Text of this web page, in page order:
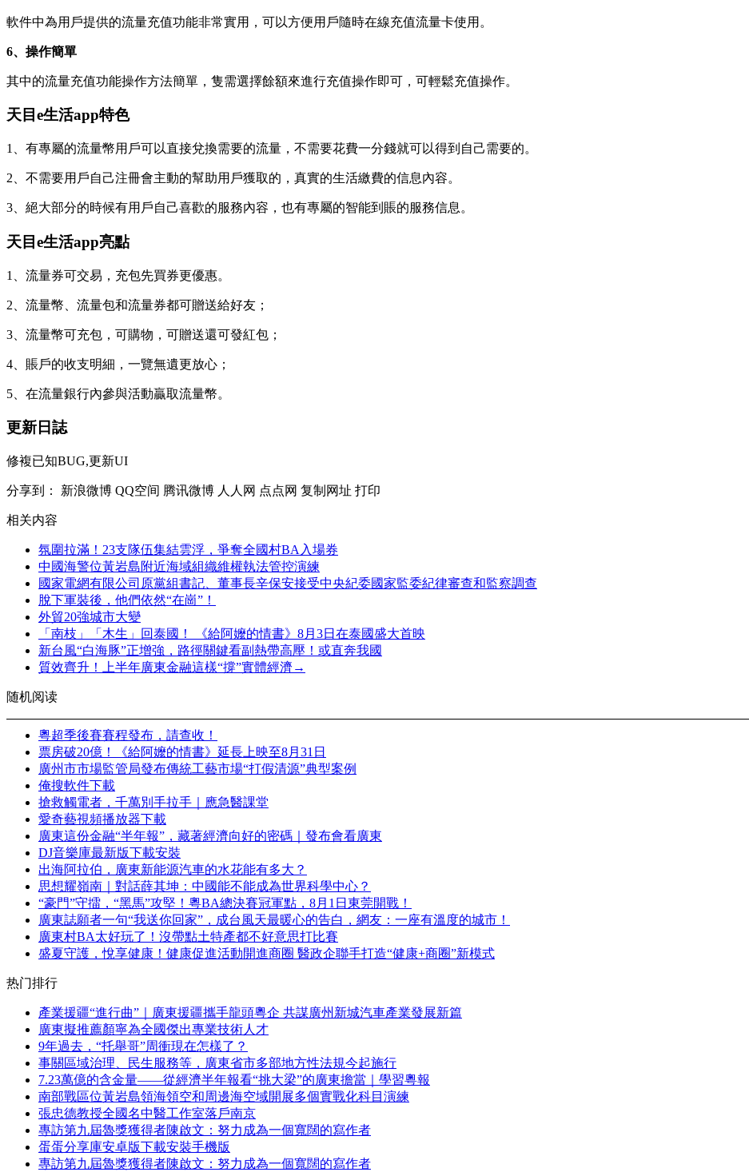
軟件中為用戶提供的流量充值功能非常實用，可以方便用戶隨時在線充值流量卡使用。
6、操作簡單
其中的流量充值功能操作方法簡單，隻需選擇餘額來進行充值操作即可，可輕鬆充值操作。
天目e生活app特色
1、有專屬的流量幣用戶可以直接兌換需要的流量，不需要花費一分錢就可以得到自己需要的。
2、不需要用戶自己注冊會主動的幫助用戶獲取的，真實的生活繳費的信息內容。
3、絕大部分的時候有用戶自己喜歡的服務內容，也有專屬的智能到賬的服務信息。
天目e生活app亮點
1、流量券可交易，充包先買券更優惠。
2、流量幣、流量包和流量券都可贈送給好友；
3、流量幣可充包，可購物，可贈送還可發紅包；
4、賬戶的收支明細，一覽無遺更放心；
5、在流量銀行內參與活動贏取流量幣。
更新日誌
修複已知BUG,更新UI
分享到： 新浪微博 QQ空间 腾讯微博 人人网 点点网 复制网址 打印
相关内容
氛圍拉滿！23支隊伍集結雲浮，爭奪全國村BA入場券
中國海警位黃岩島附近海域組織維權執法管控演練
國家電網有限公司原黨組書記、董事長辛保安接受中央紀委國家監委紀律審查和監察調查
脫下軍裝後，他們依然“在崗”！
外貿20強城市大變
「南枝」‌「木生」‌回泰國！ 《給阿嬤的情書》8月3日在泰國盛大首映
新台風“白海豚”正增強，路徑關鍵看副熱帶高壓！或直奔我國
質效齊升！上半年廣東金融這樣“撐”實體經濟→
随机阅读
粵超季後賽賽程發布，請查收！
票房破20億！《給阿嬤的情書》延長上映至8月31日
廣州市市場監管局發布傳統工藝市場“打假清源”典型案例
俺搜軟件下載
搶救觸電者，千萬別手拉手｜應急醫課堂
愛奇藝視頻播放器下載
廣東這份金融“半年報”，藏著經濟向好的密碼｜發布會看廣東
DJ音樂庫最新版下載安裝
出海阿拉伯，廣東新能源汽車的水花能有多大？
思想耀嶺南｜對話薛其坤：中國能不能成為世界科學中心？
“豪門”守擂，“黑馬”攻堅！粵BA總決賽冠軍點，8月1日東莞開戰！
廣東誌願者一句“我送你回家”，成台風天最暖心的告白，網友：一座有溫度的城市！
廣東村BA太好玩了！沒帶點土特產都不好意思打比賽
盛夏守護，悅享健康！健康促進活動開進商圈 醫政企聯手打造“健康+商圈”新模式
热门排行
產業援疆“進行曲”｜廣東援疆攜手龍頭粵企 共謀廣州新城汽車產業發展新篇
廣東擬推薦顏寧為全國傑出專業技術人才
9年過去，“托舉哥”周衝現在怎樣了？
事關區域治理、民生服務等，廣東省市多部地方性法規今起施行
7.23萬億的含金量——從經濟半年報看“挑大梁”的廣東擔當｜學習粵報
南部戰區位黃岩島領海領空和周邊海空域開展多個實戰化科目演練
張忠德教授全國名中醫工作室落戶南京
專訪第九屆魯獎獲得者陳啟文：努力成為一個寬闊的寫作者
蛋蛋分享庫安卓版下載安裝手機版
專訪第九屆魯獎獲得者陳啟文：努力成為一個寬闊的寫作者